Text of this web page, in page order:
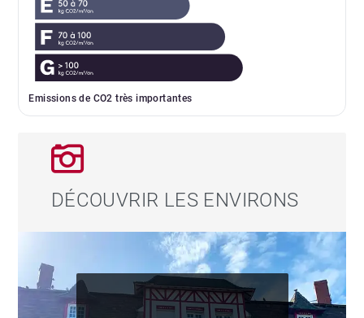
Emissions de CO2 très importantes
DÉCOUVRIR LES ENVIRONS